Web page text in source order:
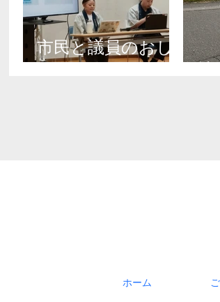
市民と議員のおし
ゃべり会
社
ホーム